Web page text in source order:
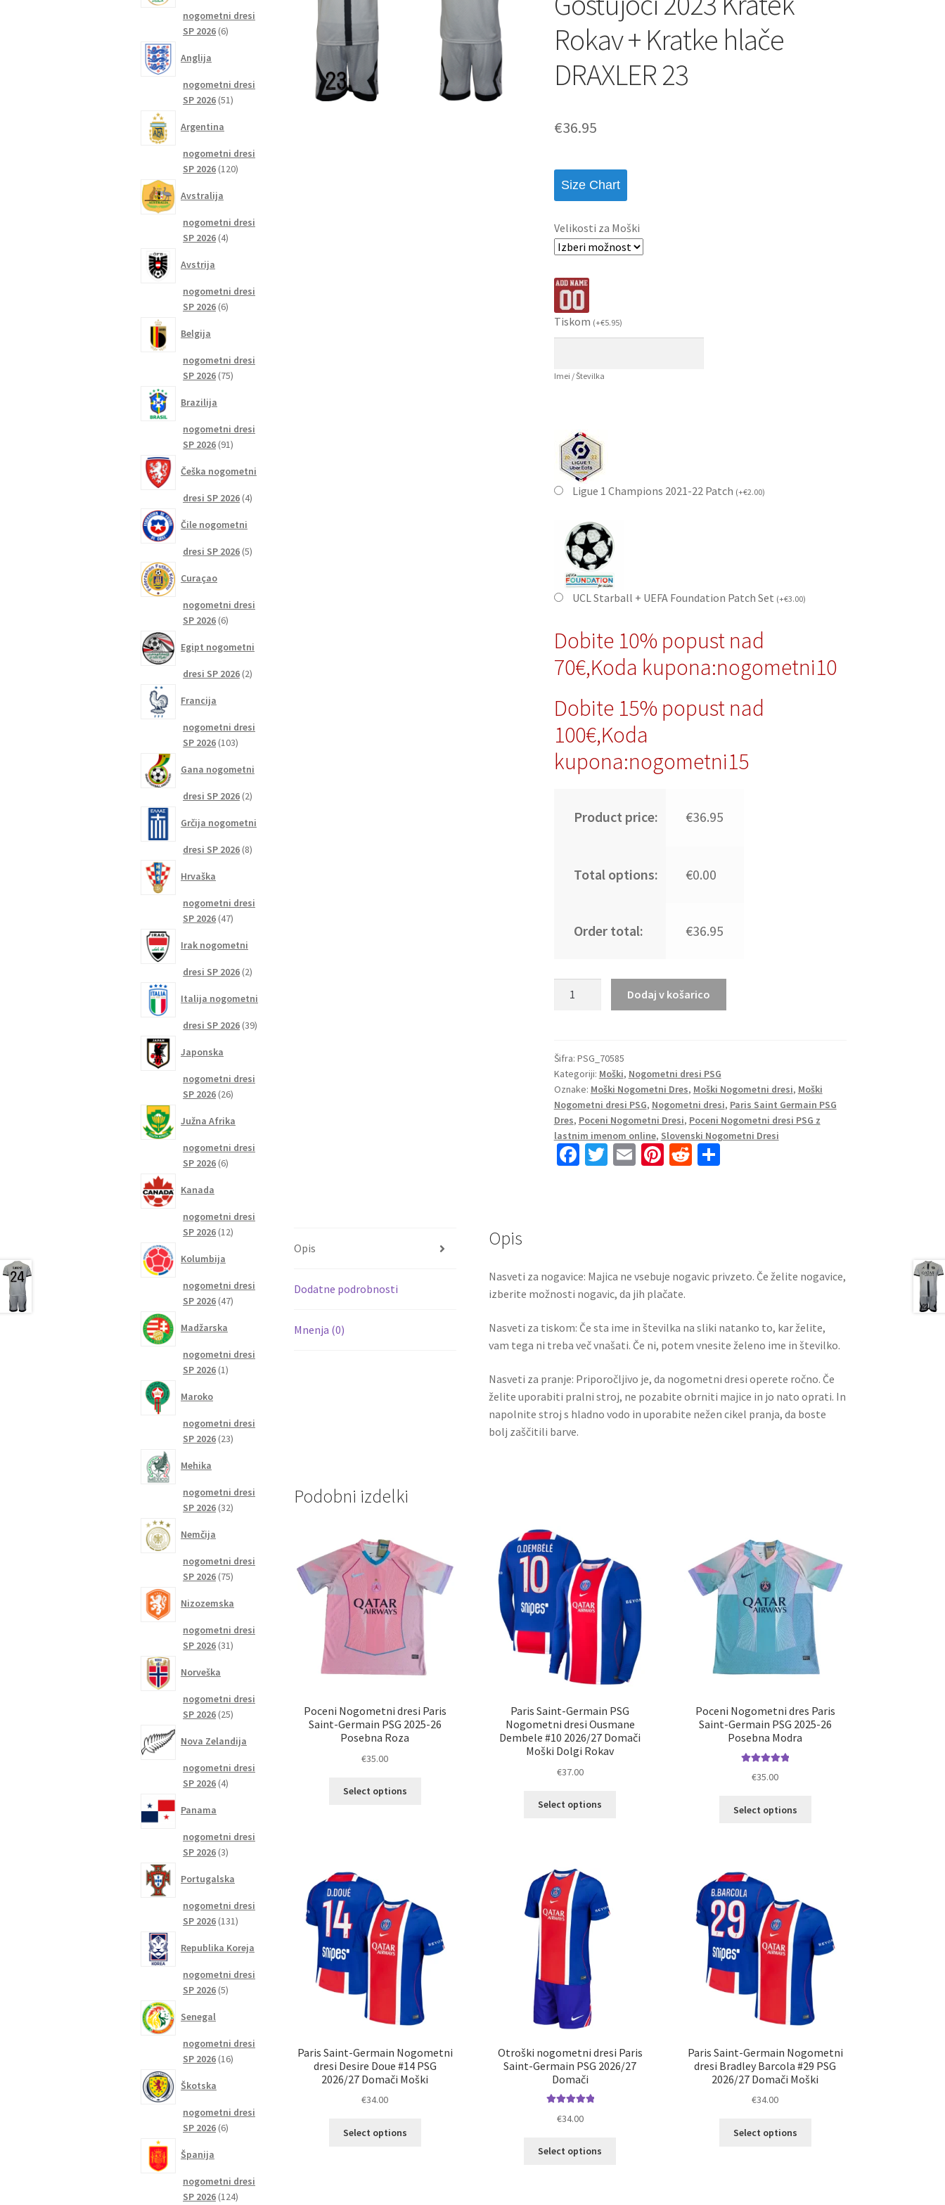
Rokav + Kratke hlače
DRAXLER 23
€36.95
Size Chart
Velikosti za Moški
Tiskom (+€5.95)
Imei / Številka
Ligue 1 Champions 2021-22 Patch (+€2.00)
UCL Starball + UEFA Foundation Patch Set (+€3.00)
Dobite 10% popust nad
70€,Koda kupona:nogometni10
Dobite 15% popust nad
100€,Koda
kupona:nogometni15
Product price: €36.95
Total options: €0.00
Order total: €36.95
Saint-
Germain
PSG
Gostujoči
2023
Kratek
Rokav
Dodaj v košarico
Šifra: PSG_70585
Kategoriji: Moški, Nogometni dresi PSG
Oznake: Moški Nogometni Dres, Moški Nogometni dresi, Moški
Nogometni dresi PSG, Nogometni dresi, Paris Saint Germain PSG
Dres, Poceni Nogometni Dresi, Poceni Nogometni dresi PSG z
lastnim imenom online, Slovenski Nogometni Dresi
Fa
k
T E Pi R S
Opis
Dodatne podrobnosti
Mnenja (0)
Opis
Nasveti za nogavice: Majica ne vsebuje nogavic privzeto. Če želite nogavice,
izberite možnosti nogavic, da jih plačate.
Nasveti za tiskom: Če sta ime in številka na sliki natanko to, kar želite,
vam tega ni treba več vnašati. Če ni, potem vnesite želeno ime in številko.
Nasveti za pranje: Priporočljivo je, da nogometni dresi operete ročno. Če
želite uporabiti pralni stroj, ne pozabite obrniti majice in jo nato oprati. In
napolnite stroj s hladno vodo in uporabite nežen cikel pranja, da boste
bolj zaščitili barve.
Podobni izdelki
Poceni Nogometni dresi Paris
Saint-Germain PSG 2025-26
Posebna Roza
€35.00
Select options
na
strani
izdelka
Paris Saint-Germain PSG
Nogometni dresi Ousmane
Dembele #10 2026/27 Domači
Moški Dolgi Rokav
€37.00
Select options
Poceni Nogometni dres Paris
Saint-Germain PSG 2025-26
Posebna Modra
5.00od 5
€35.00
Select options
izberete
na
strani
izdelka
Paris Saint-Germain Nogometni
dresi Desire Doue #14 PSG
2026/27 Domači Moški
€34.00
Select options
Otroški nogometni dresi Paris
Saint-Germain PSG 2026/27
Domači
5.00 od 5
€34.00
Select options
Paris Saint-Germain Nogometni
dresi Bradley Barcola #29 PSG
2026/27 Domači Moški
€34.00
Select options
nogometni dresi
SP 2026 66
Anglija
nogometni dresi
SP 2026 5151
Argentina
nogometni dresi
SP 2026 120120
Avstralija
nogometni dresi
SP 2026 44
Avstrija
nogometni dresi
SP 2026 66
Belgija
nogometni dresi
SP 2026 7575
Brazilija
nogometni dresi
SP 2026 9191
Češka nogometni
dresi SP 2026 44
Čile nogometni
dresi SP 2026 55
Curaçao
nogometni dresi
SP 2026 66
Egipt nogometni
dresi SP 2026 22
Francija
nogometni dresi
SP 2026 103103
Gana nogometni
dresi SP 2026 22
Grčija nogometni
dresi SP 2026 88
Hrvaška
nogometni dresi
SP 2026 4747
Irak nogometni
dresi SP 2026 22
Italija nogometni
dresi SP 2026 3939
Japonska
nogometni dresi
SP 2026 2626
Južna Afrika
nogometni dresi
SP 2026 66
Kanada
nogometni dresi
SP 2026 1212
Kolumbija
nogometni dresi
SP 2026 4747
Madžarska
nogometni dresi
SP 2026 11
Maroko
nogometni dresi
SP 2026 2323
Mehika
nogometni dresi
SP 2026 3232
Nemčija
nogometni dresi
SP 2026 7575
Nizozemska
nogometni dresi
SP 2026 3131
Norveška
nogometni dresi
SP 2026 2525
Nova Zelandija
nogometni dresi
SP 2026 44
Panama
nogometni dresi
SP 2026 33
Portugalska
nogometni dresi
SP 2026 131131
Republika Koreja
nogometni dresi
SP 2026 55
Senegal
nogometni dresi
SP 2026 1616
Škotska
nogometni dresi
SP 2026 66
Španija
nogometni dresi
SP 2026 124124